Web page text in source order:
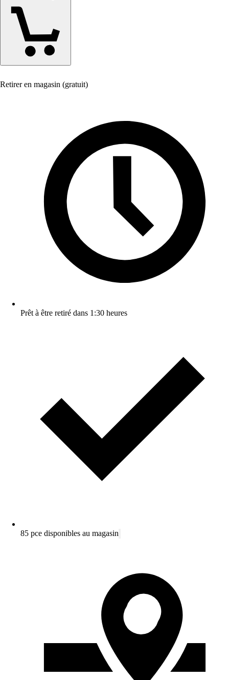
Retirer en magasin (gratuit)
Prêt à être retiré dans 1:30 heures
85 pce disponibles au magasin